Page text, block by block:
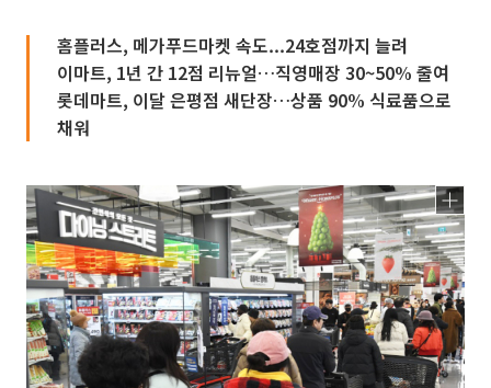
홈플러스, 메가푸드마켓 속도...24호점까지 늘려
이마트, 1년 간 12점 리뉴얼…직영매장 30~50% 줄여
롯데마트, 이달 은평점 새단장…상품 90% 식료품으로
채워